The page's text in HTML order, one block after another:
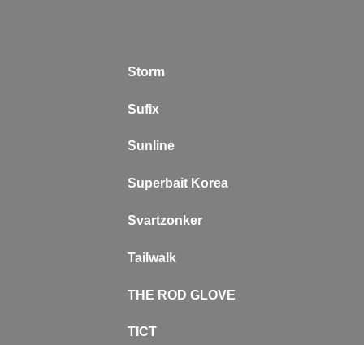
Storm
Sufix
Sunline
Superbait Korea
Svartzonker
Tailwalk
THE ROD GLOVE
TICT